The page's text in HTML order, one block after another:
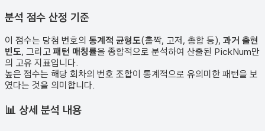
분석 점수 산정 기준
이 점수는 당첨 번호의 통계적 균형도(홀짝, 고저, 총합 등), 과거 출현
빈도, 그리고 패턴 매칭률을 종합적으로 분석하여 산출된 PickNum만
의 고유 지표입니다.
높은 점수는 해당 회차의 번호 조합이 통계적으로 유의미한 패턴을 보
였다는 것을 의미합니다.
📊 상세 분석 내용